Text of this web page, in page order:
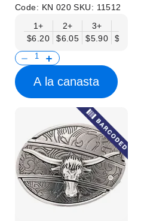
Code: KN 020SKU: 11512
1+
$6.20
2+
$6.05
3+
$5.90
$5.75
A la canasta